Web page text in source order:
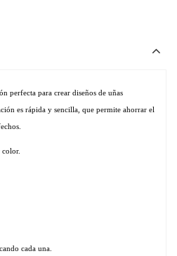
perfecta para crear diseños de uñas
es rápida y sencilla, que permite ahorrar el
color.
cada una.